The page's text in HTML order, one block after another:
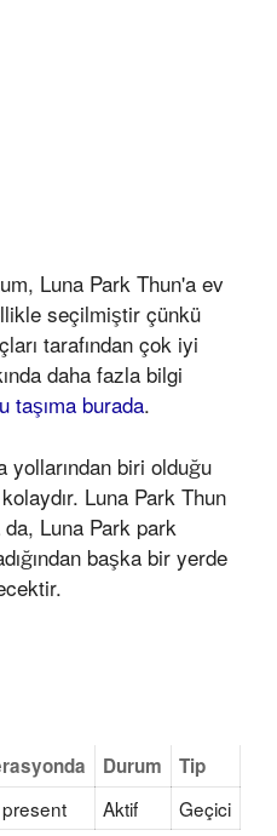
Luna Park Thun'a ev
seçilmiştir çünkü
tarafından çok iyi
daha fazla bilgi
taşıma burada.
yollarından biri olduğu
Luna Park Thun
Luna Park park
başka bir yerde
Durum
Tip
Aktif Geçici